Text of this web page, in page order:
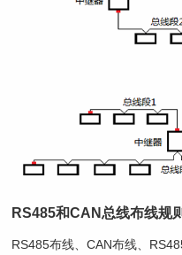
RS485和CAN总线布线规
RS485布线、CAN布线、